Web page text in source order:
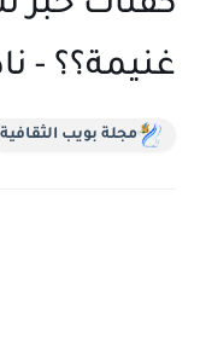
كفتات خبز
غنيمة؟؟ -
مجلة بويب الثقافية